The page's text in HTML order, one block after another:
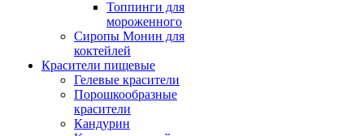
Топпинги для
мороженного
Сиропы Монин для
коктейлей
Красители пищевые
Гелевые красители
Порошкообразные
красители
Кандурин